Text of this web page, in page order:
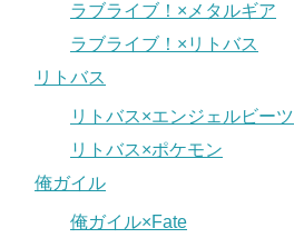
ラブライブ！×メタルギア
ラブライブ！×リトバス
リトバス
リトバス×エンジェルビーツ
リトバス×ポケモン
俺ガイル
俺ガイル×Fate